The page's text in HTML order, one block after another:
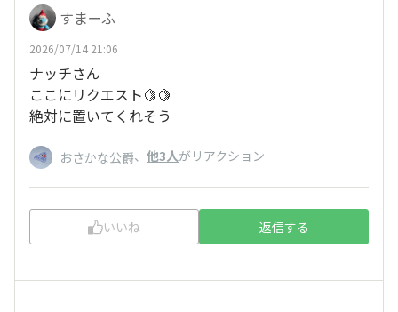
すまーふ
2026/07/14 21:06
ナッチさん
ここにリクエスト🍋🍋
絶対に置いてくれそう
おさかな公爵、 他3人がリアクション
いいね 返信する